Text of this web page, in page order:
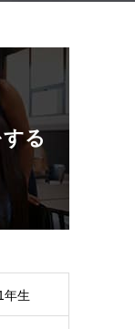
る
年生